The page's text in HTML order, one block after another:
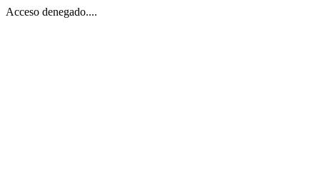
Acceso denegado....